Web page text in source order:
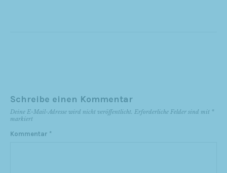
Schreibe einen Kommentar
Deine E-Mail-Adresse wird nicht veröffentlicht. Erforderliche Felder sind mit *
markiert
Kommentar *